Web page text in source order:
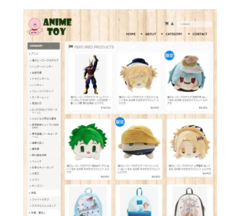
円
の
理
由
と
は？
名
Amazon
ギ
フ
ト
券
円
プ
レ
ゼ
ン
ト！